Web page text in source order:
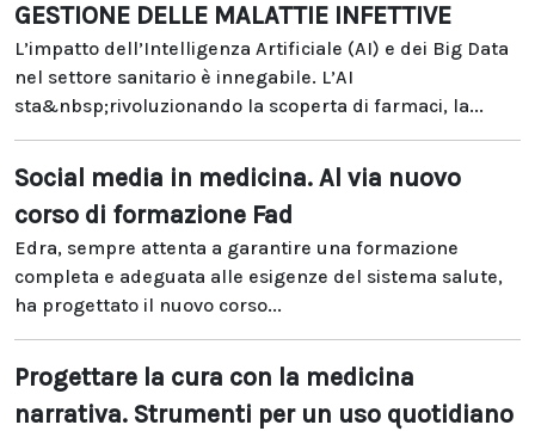
GESTIONE DELLE MALATTIE INFETTIVE
L’impatto dell’Intelligenza Artificiale (AI) e dei Big Data
nel settore sanitario è innegabile. L’AI
sta&nbsp;rivoluzionando la scoperta di farmaci, la...
Social media in medicina. Al via nuovo
corso di formazione Fad
Edra, sempre attenta a garantire una formazione
completa e adeguata alle esigenze del sistema salute,
ha progettato il nuovo corso...
Progettare la cura con la medicina
narrativa. Strumenti per un uso quotidiano